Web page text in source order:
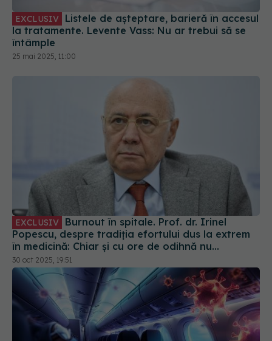
EXCLUSIV
la tratamente. Levente Vass: Nu ar trebui să se
întâmple
25 mai 2025, 11:00
EXCLUSIV
Popescu, despre tradiția efortului dus la extrem
în medicină: Chiar și cu ore de odihnă nu
recuperăm
30 oct 2025, 19:51